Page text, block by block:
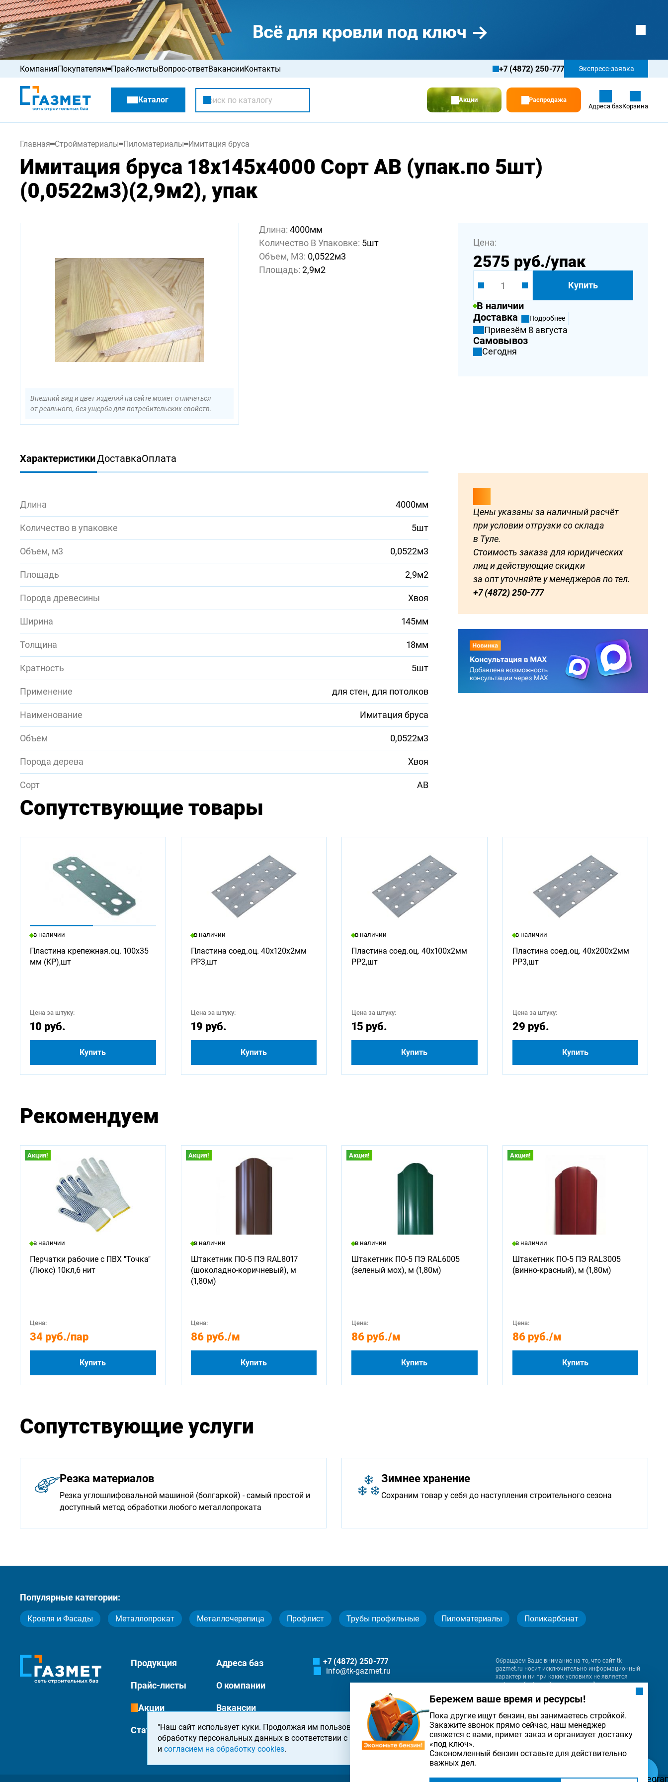
КомпанияПокупателям
Распродажа
Прайс-листыВопрос-ответВакансииКонтакты +7 (4872) 250-777 Экспресс-заявка
Каталог Акции
Распродажа
Адреса базКорзина
Главная Стройматериалы Пиломатериалы Имитация бруса
Имитация бруса 18х145х4000 Сорт АВ (упак.по 5шт)
(0,0522м3)(2,9м2), упак
Внешний вид и цвет изделий на сайте может отличаться
от реального, без ущерба для потребительских свойств.
Длина: 4000мм
Количество В Упаковке: 5шт
Объем, М3: 0,0522м3
Площадь: 2,9м2
Цена:
2575 руб./упак
Купить
В наличии
Доставка
Подробнее
Привезём 8 августа
Самовывоз
Сегодня
ХарактеристикиДоставкаОплата
Длина 4000мм
Количество в упаковке 5шт
Объем, м3 0,0522м3
Площадь 2,9м2
Порода древесины Хвоя
Ширина 145мм
Толщина 18мм
Кратность 5шт
Применение для стен, для потолков
Наименование Имитация бруса
Объем 0,0522м3
Порода дерева Хвоя
Сорт АВ
Цены указаны за наличный расчёт
при условии отгрузки со склада
в Туле.
Стоимость заказа для юридических
лиц и действующие скидки
за опт уточняйте у менеджеров по тел.
+7 (4872) 250-777
Сопутствующие товары
в наличии
Пластина крепежная.оц. 100х35
мм (КР),шт
Цена за штуку:
10 руб.
Купить
в наличии
Пластина соед.оц. 40х120х2мм
PP3,шт
Цена за штуку:
19 руб.
Купить
в наличии
Пластина соед.оц. 40х100х2мм
PP2,шт
Цена за штуку:
15 руб.
Купить
в наличии
Пластина соед.оц. 40х200х2мм
PP3,шт
Цена за штуку:
29 руб.
Купить
Рекомендуем
Акция!
в наличии
Перчатки рабочие с ПВХ "Точка"
(Люкс) 10кл,6 нит
Цена:
34 руб./пар
Купить
Акция!
в наличии
Штакетник ПО-5 ПЭ RAL8017
(шоколадно-коричневый), м
(1,80м)
Цена:
86 руб./м
Купить
Акция!
в наличии
Штакетник ПО-5 ПЭ RAL6005
(зеленый мох), м (1,80м)
Цена:
86 руб./м
Купить
Акция!
в наличии
Штакетник ПО-5 ПЭ RAL3005
(винно-красный), м (1,80м)
Цена:
86 руб./м
Купить
Сопутствующие услуги
Резка материалов
Резка углошлифовальной машиной (болгаркой) - самый простой и
доступный метод обработки любого металлопроката
Зимнее хранение
Сохраним товар у себя до наступления строительного сезона
Популярные категории:
Кровля и Фасады Металлопрокат Металлочерепица Профлист Трубы профильные Пиломатериалы Поликарбонат
Продукция Адреса баз
Прайс-листы О компании
Акции Вакансии
Статьи Контакты
+7 (4872) 250-777
info@tk-gazmet.ru
Обращаем Ваше внимание на то, что сайт tk-
gazmet.ru носит исключительно информационный
характер и ни при каких условиях не является
публичной офертой, определяемой положениями
Федерации.
"Наш сайт использует куки. Продолжая им пользоваться, вы соглашаетесь на
обработку персональных данных в соответствии с
политикой конфиденциальности
и согласием на обработку cookies.
ОК
Бережем ваше время и ресурсы!
Пока другие ищут бензин, вы занимаетесь стройкой.
Закажите звонок прямо сейчас, наш менеджер
свяжется с вами, примет заказ и организует доставку
«под ключ».
Сэкономленный бензин оставьте для действительно
важных дел.